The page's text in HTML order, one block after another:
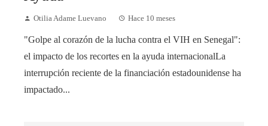
Otilia Adame Luevano Hace 10 meses
"Golpe al corazón de la lucha contra el VIH en Senegal":
el impacto de los recortes en la ayuda internacionalLa
interrupción reciente de la financiación estadounidense ha
impactado...